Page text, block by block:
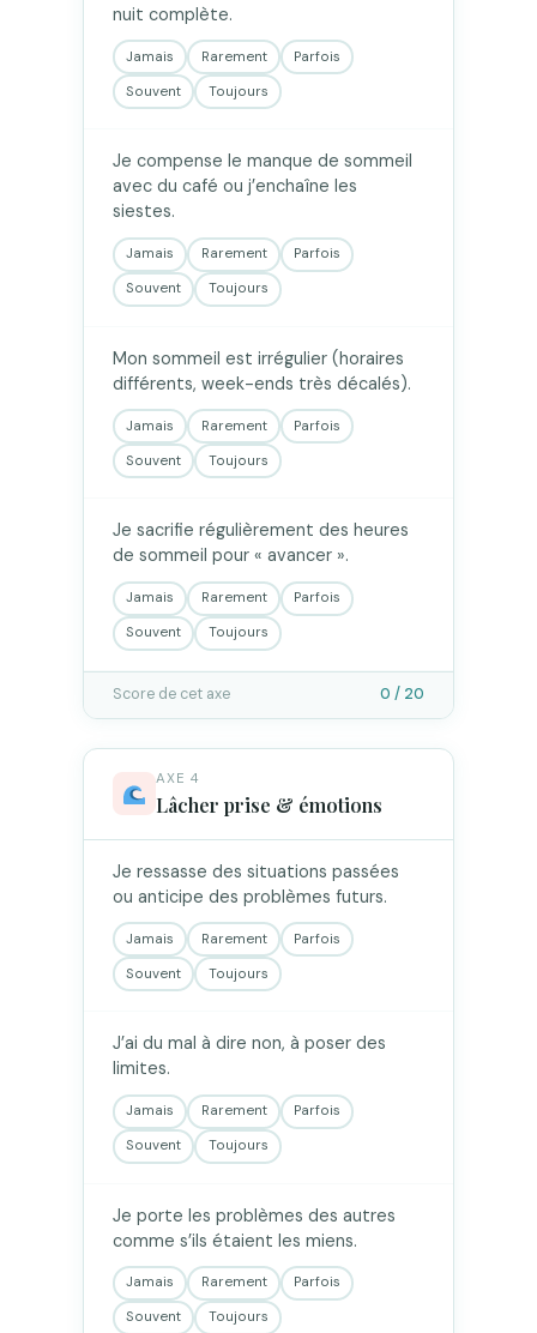
nuit complète.
Jamais Rarement
Parfois
Souvent
Toujours
Je compense le manque de sommeil
avec du café ou j’enchaîne les
siestes.
Jamais Rarement
Parfois
Souvent
Toujours
Mon sommeil est irrégulier (horaires
différents, week-ends très décalés).
Jamais Rarement
Parfois
Souvent
Toujours
Je sacrifie régulièrement des heures
de sommeil pour « avancer ».
Jamais Rarement
Parfois
Souvent
Toujours
Score de cet axe 0 / 20
AXE 4
Lâcher prise & émotions
Je ressasse des situations passées
ou anticipe des problèmes futurs.
Jamais Rarement
Parfois
Souvent
Toujours
J’ai du mal à dire non, à poser des
limites.
Jamais Rarement
Parfois
Souvent
Toujours
Je porte les problèmes des autres
comme s’ils étaient les miens.
Jamais Rarement
Parfois
Souvent
Toujours